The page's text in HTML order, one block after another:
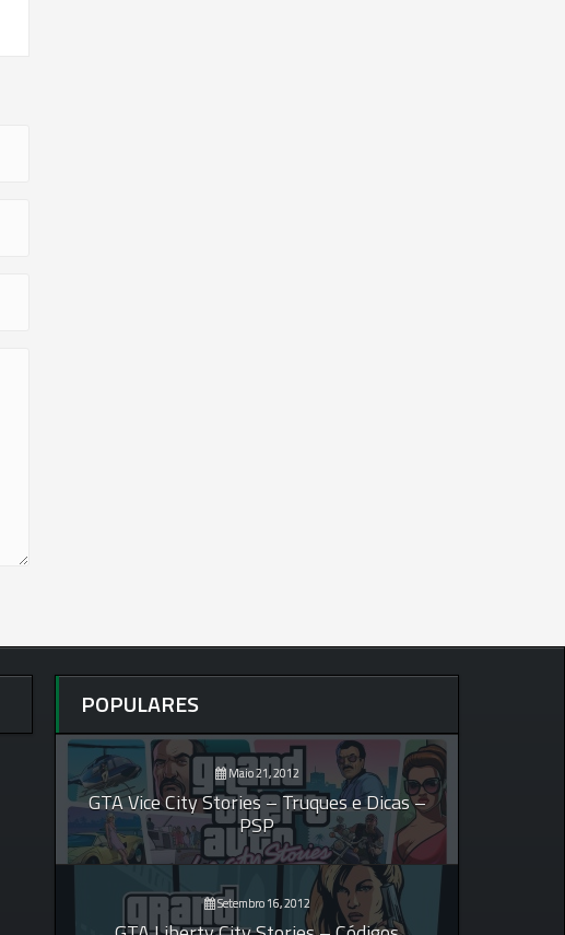
POPULARES
Maio 21, 2012
GTA Vice City Stories – Truques e Dicas –
PSP
Setembro 16, 2012